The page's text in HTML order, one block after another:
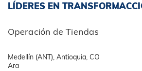
LÍDERES EN
Operación de Tiendas
Medellín (ANT), Antioquia, CO
Ara